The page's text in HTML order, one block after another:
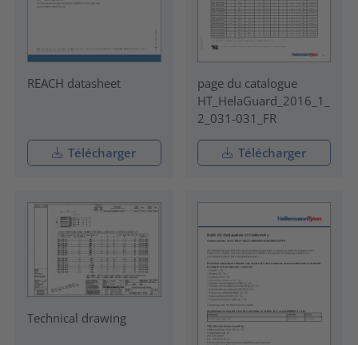
REACH datasheet
Télécharger
page du catalogue
HT_HelaGuard_2016_1_
2_031-031_FR
Télécharger
Technical drawing